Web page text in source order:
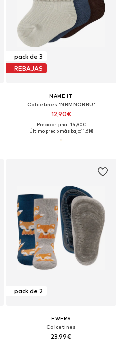
pack de 3
REBAJAS
NAME IT
Calcetines 'NBMNOBBU'
12,90€
Precio original: 14,90€
Último precio más bajo:11,61€
pack de 2
EWERS
Calcetines
23,99€